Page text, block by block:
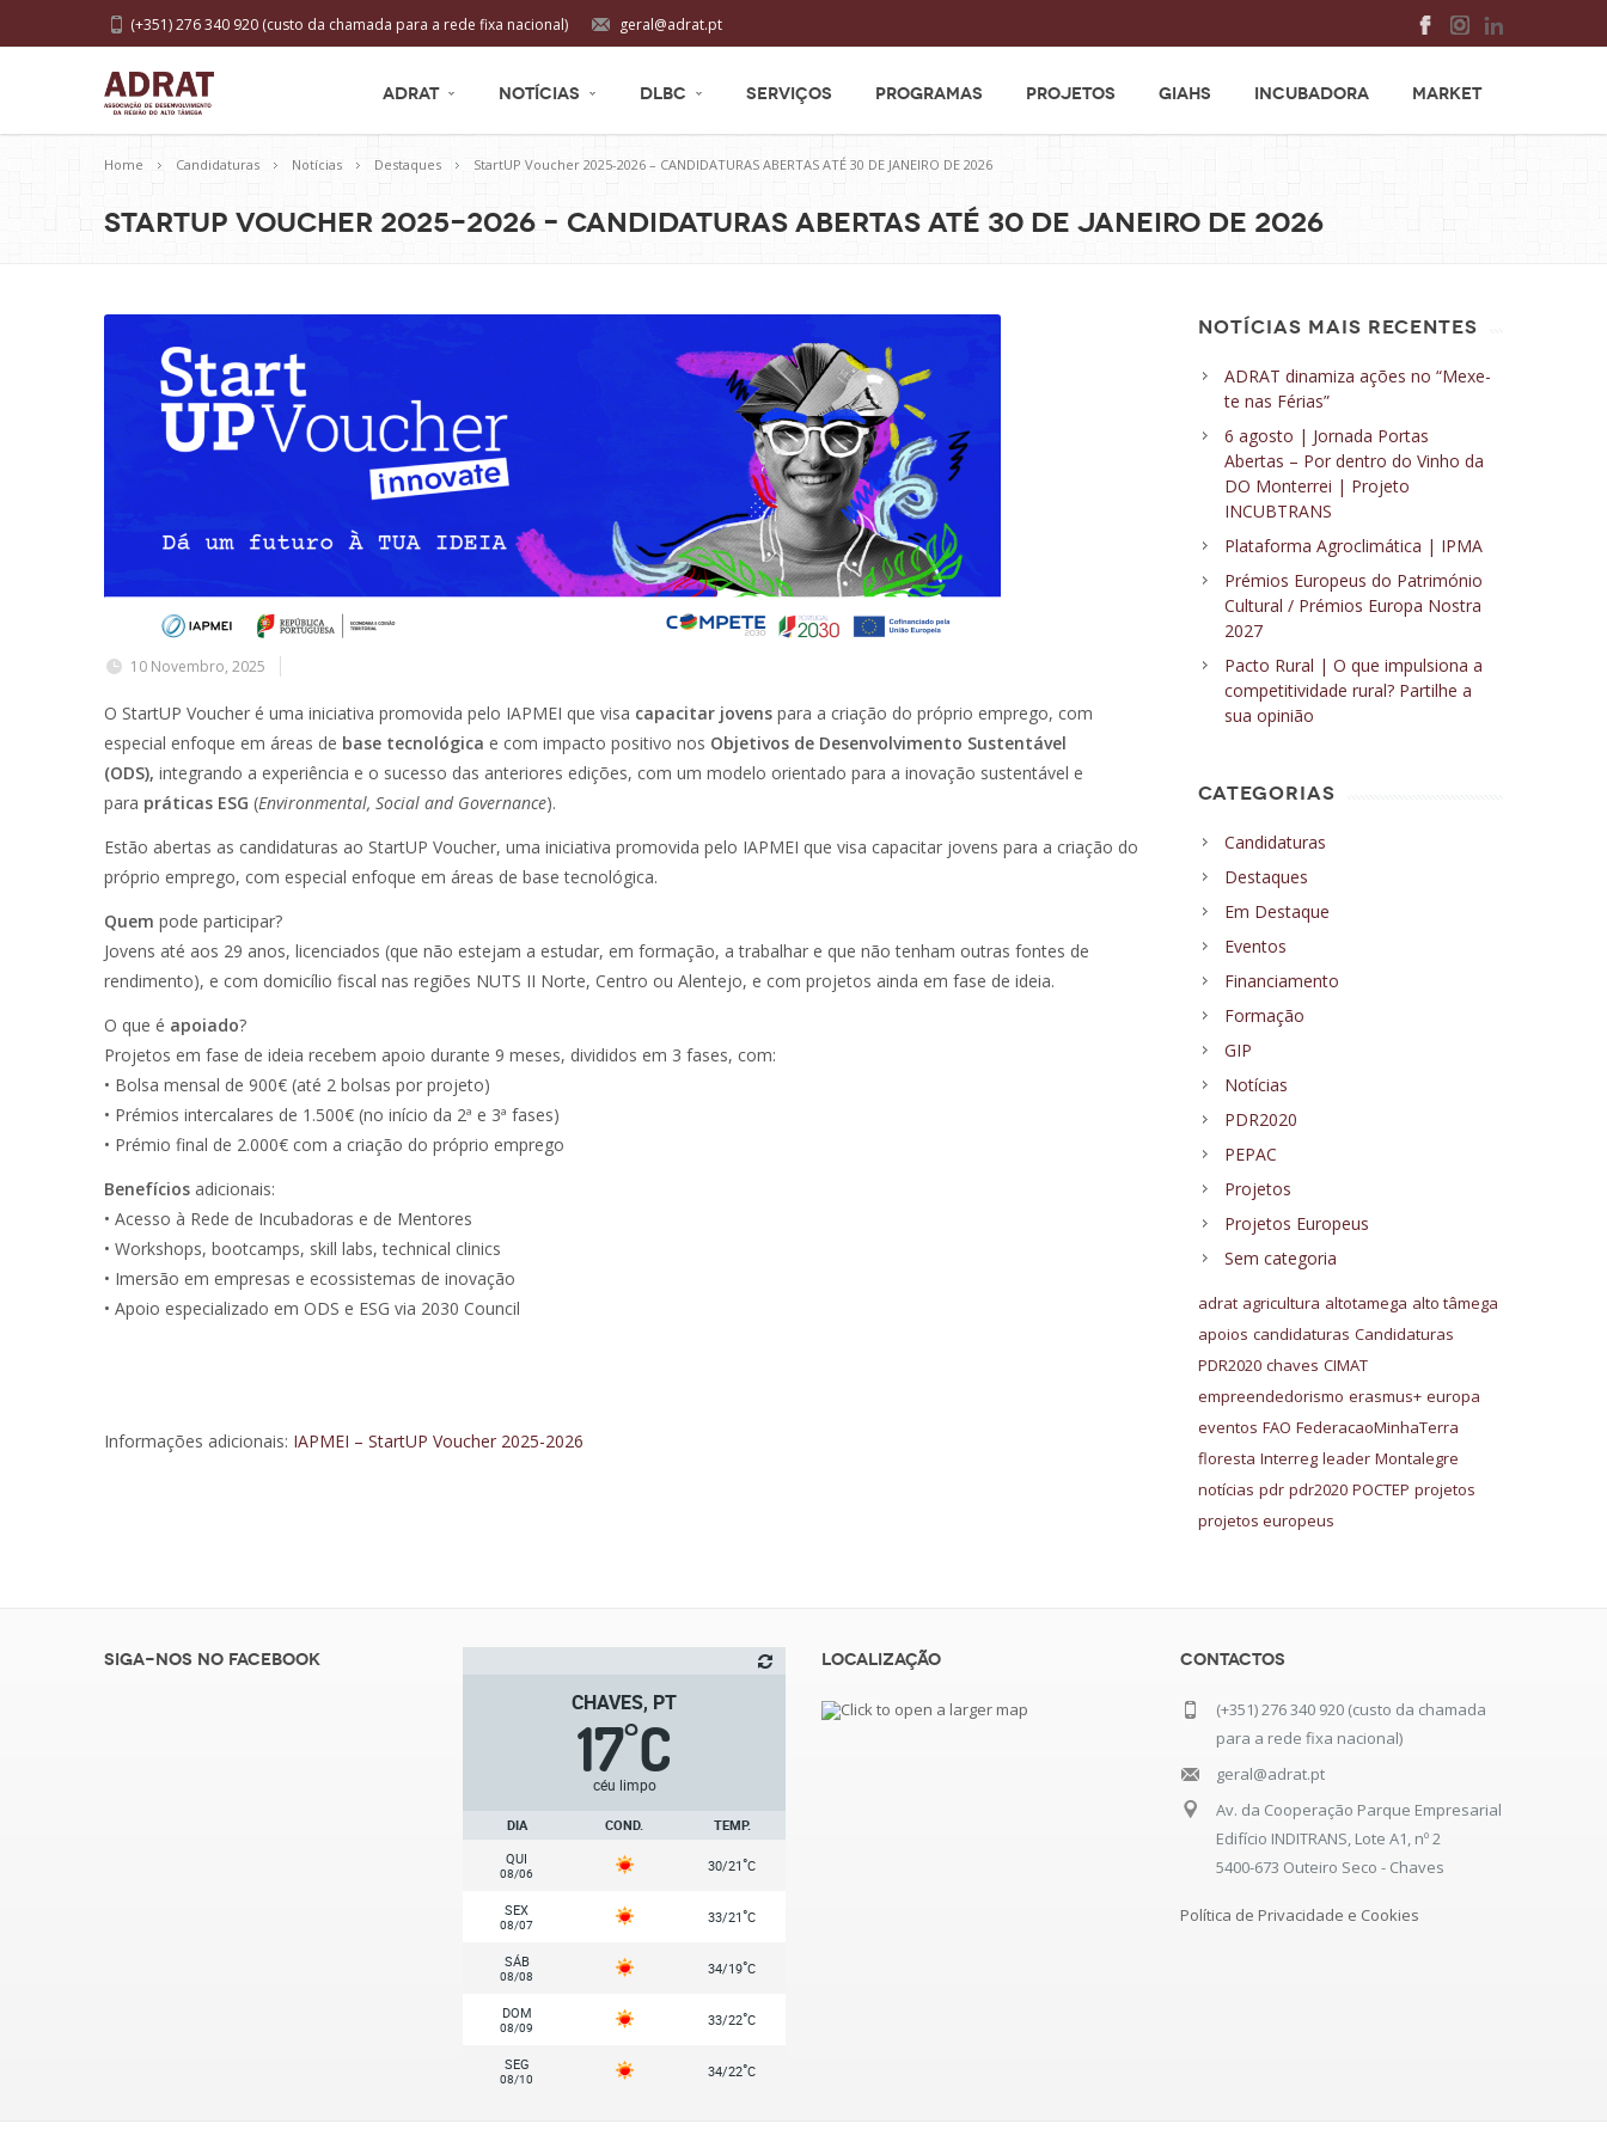
geral@adrat.pt
(+351) 276 340 920 (custo da chamada para a rede fixa nacional)
ADRAT NOTÍCIAS DLBC SERVIÇOS PROGRAMAS PROJETOS GIAHS INCUBADORA MARKET
Home Candidaturas Notícias Destaques StartUP Voucher 2025-2026 – CANDIDATURAS ABERTAS ATÉ 30 DE JANEIRO DE 2026
StartUP Voucher 2025-2026 – CANDIDATURAS ABERTAS ATÉ 30 DE JANEIRO DE 2026
10 Novembro, 2025
O StartUP Voucher é uma iniciativa promovida pelo IAPMEI que visa capacitar jovens para a criação do próprio emprego, com
especial enfoque em áreas de base tecnológica e com impacto positivo nos Objetivos de Desenvolvimento Sustentável
(ODS), integrando a experiência e o sucesso das anteriores edições, com um modelo orientado para a inovação sustentável e
para práticas ESG (Environmental, Social and Governance).
Estão abertas as candidaturas ao StartUP Voucher, uma iniciativa promovida pelo IAPMEI que visa capacitar jovens para a criação do
próprio emprego, com especial enfoque em áreas de base tecnológica.
Quem pode participar?
Jovens até aos 29 anos, licenciados (que não estejam a estudar, em formação, a trabalhar e que não tenham outras fontes de
rendimento), e com domicílio fiscal nas regiões NUTS II Norte, Centro ou Alentejo, e com projetos ainda em fase de ideia.
O que é apoiado?
Projetos em fase de ideia recebem apoio durante 9 meses, divididos em 3 fases, com:
• Bolsa mensal de 900€ (até 2 bolsas por projeto)
• Prémios intercalares de 1.500€ (no início da 2ª e 3ª fases)
• Prémio final de 2.000€ com a criação do próprio emprego
Benefícios adicionais:
• Acesso à Rede de Incubadoras e de Mentores
• Workshops, bootcamps, skill labs, technical clinics
• Imersão em empresas e ecossistemas de inovação
• Apoio especializado em ODS e ESG via 2030 Council
Informações adicionais: IAPMEI – StartUP Voucher 2025-2026
NOTÍCIAS MAIS RECENTES
ADRAT dinamiza ações no “Mexe-
te nas Férias”
6 agosto | Jornada Portas
Abertas – Por dentro do Vinho da
DO Monterrei | Projeto
INCUBTRANS
Plataforma Agroclimática | IPMA
Prémios Europeus do Património
Cultural / Prémios Europa Nostra
2027
Pacto Rural | O que impulsiona a
competitividade rural? Partilhe a
sua opinião
CATEGORIAS
Candidaturas
Destaques
Em Destaque
Eventos
Financiamento
Formação
GIP
Notícias
PDR2020
PEPAC
Projetos
Projetos Europeus
Sem categoria
adrat agricultura altotamega alto tâmega
apoios candidaturas Candidaturas
PDR2020 chaves CIMAT
empreendedorismo erasmus+ europa
eventos FAO FederacaoMinhaTerra
floresta Interreg leader Montalegre
notícias pdr pdr2020 POCTEP projetos
projetos europeus
Siga-nos no Facebook
CHAVES, PT
17°C
céu limpo
DIA COND.
TEMP.
QUI
08/06 30/21°C
SEX
08/07 33/21°C
SÁB
08/08 34/19°C
DOM
08/09 33/22°C
SEG
08/10 34/22°C
Localização Contactos
(+351) 276 340 920 (custo da chamada
para a rede fixa nacional)
geral@adrat.pt
Av. da Cooperação Parque Empresarial
Edifício INDITRANS, Lote A1, nº 2
5400-673 Outeiro Seco - Chaves
Política de Privacidade e Cookies